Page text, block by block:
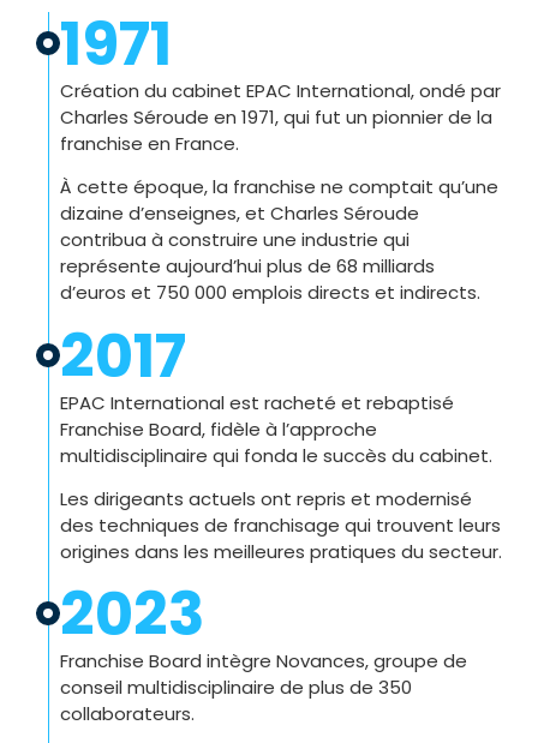
1971
Création du cabinet EPAC International, ondé par
Charles Séroude en 1971, qui fut un pionnier de la
franchise en France.
À cette époque, la franchise ne comptait qu’une
dizaine d’enseignes, et Charles Séroude
contribua à construire une industrie qui
représente aujourd’hui plus de 68 milliards
d’euros et 750 000 emplois directs et indirects.
2017
EPAC International est racheté et rebaptisé
Franchise Board, fidèle à l’approche
multidisciplinaire qui fonda le succès du cabinet.
Les dirigeants actuels ont repris et modernisé
des techniques de franchisage qui trouvent leurs
origines dans les meilleures pratiques du secteur.
2023
Franchise Board intègre Novances, groupe de
conseil multidisciplinaire de plus de 350
collaborateurs.